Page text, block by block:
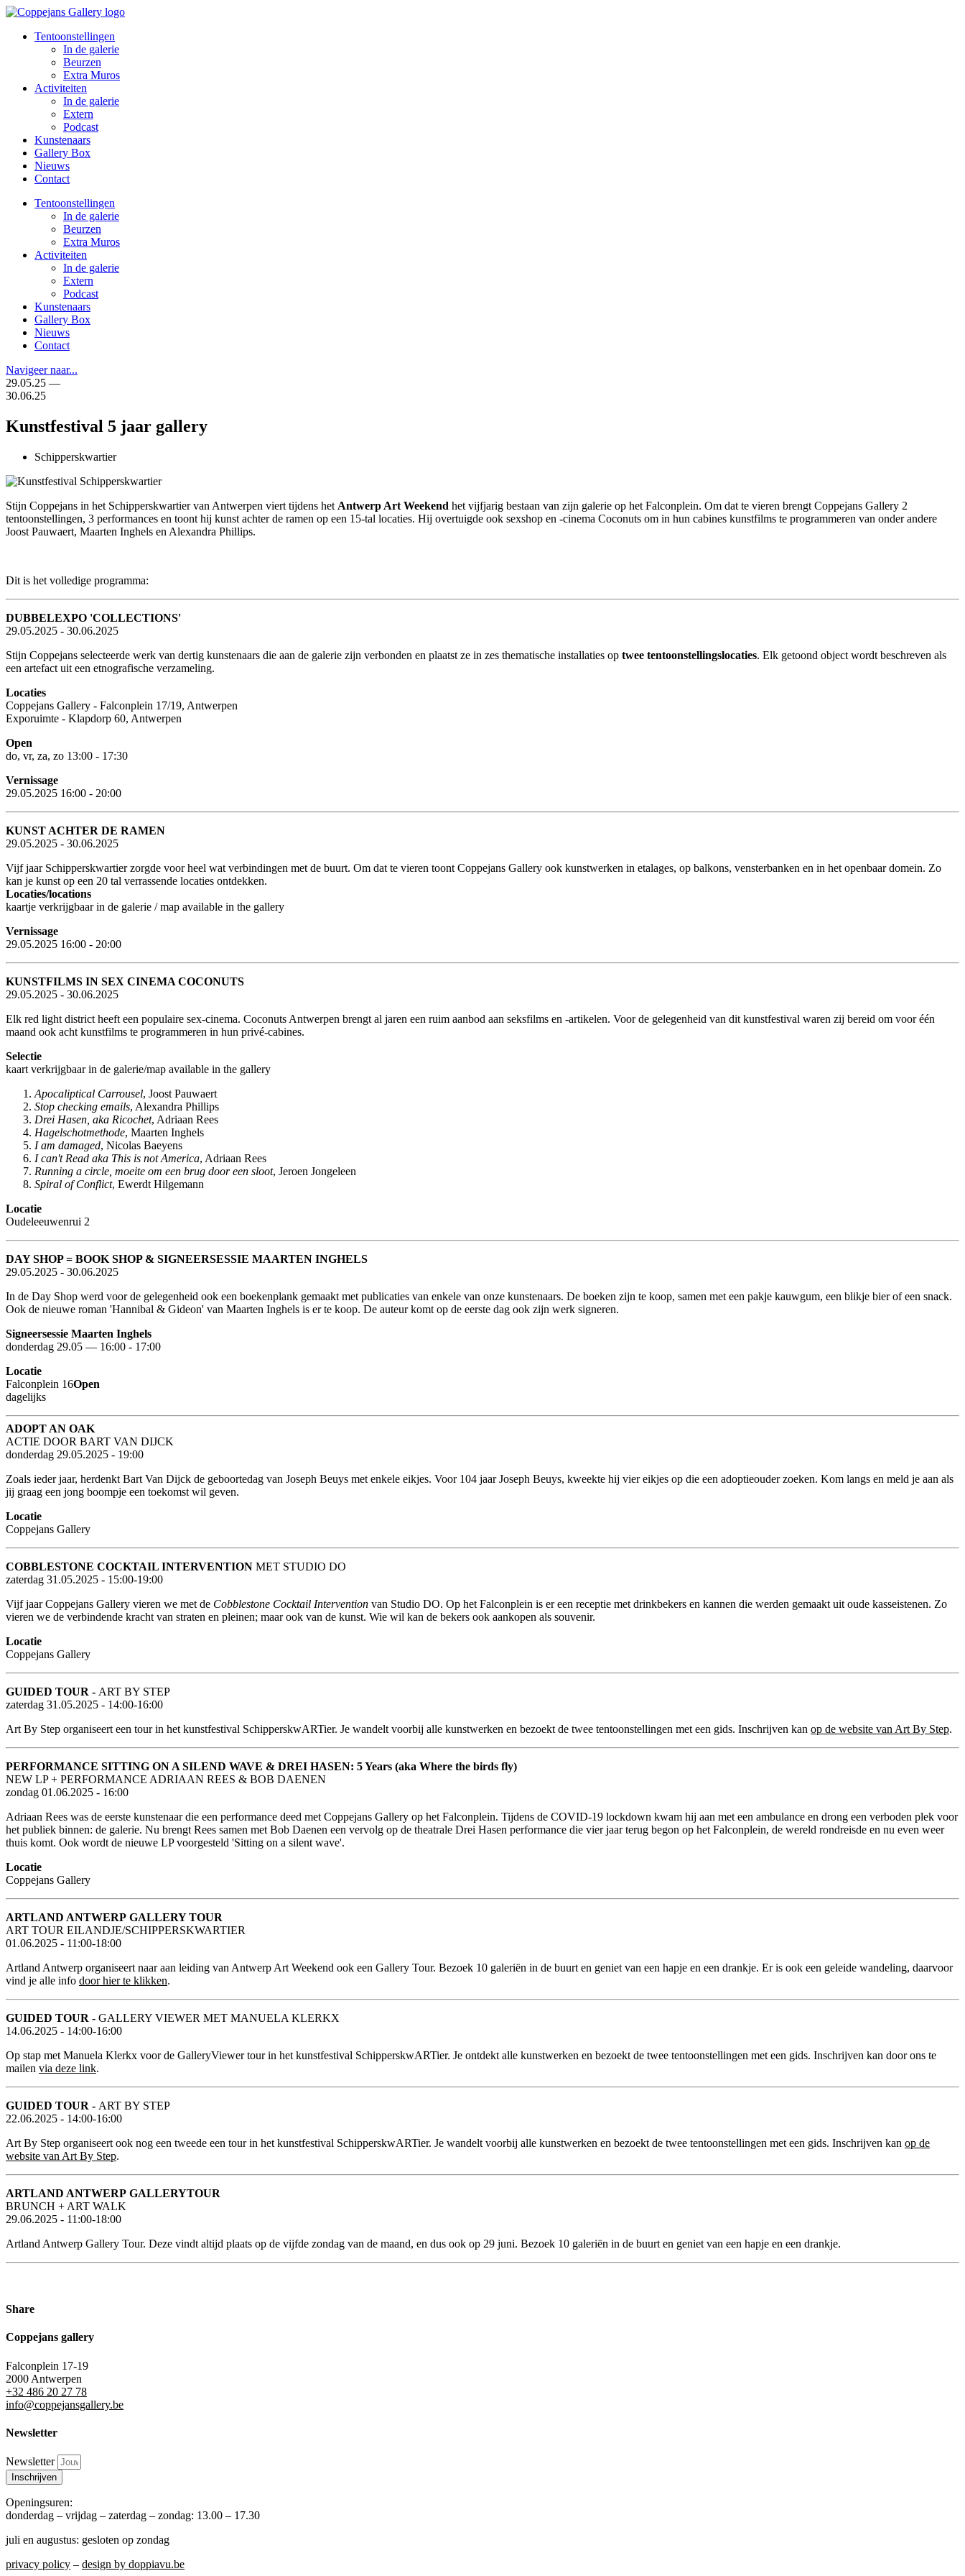
Spring
Tentoonstellingen
In de galerie
Beurzen
Extra Muros
Activiteiten
In de galerie
Extern
Podcast
Kunstenaars
Gallery Box
Nieuws
Contact
Tentoonstellingen
In de galerie
Beurzen
Extra Muros
Activiteiten
In de galerie
Extern
Podcast
Kunstenaars
Gallery Box
Nieuws
Contact
Navigeer naar...
29.05.25 —
30.06.25
Kunstfestival 5 jaar gallery
Schipperskwartier
Stijn Coppejans in het Schipperskwartier van Antwerpen viert tijdens het Antwerp Art Weekend het vijfjarig bestaan van zijn galerie op het Falconplein. Om dat te vieren brengt Coppejans Gallery 2
tentoonstellingen, 3 performances en toont hij kunst achter de ramen op een 15-tal locaties. Hij overtuigde ook sexshop en -cinema Coconuts om in hun cabines kunstfilms te programmeren van onder andere
Joost Pauwaert, Maarten Inghels en Alexandra Phillips.
Dit is het volledige programma:
DUBBELEXPO 'COLLECTIONS'
29.05.2025 - 30.06.2025
Stijn Coppejans selecteerde werk van dertig kunstenaars die aan de galerie zijn verbonden en plaatst ze in zes thematische installaties op twee tentoonstellingslocaties. Elk getoond object wordt beschreven als
een artefact uit een etnografische verzameling.
Locaties
Coppejans Gallery - Falconplein 17/19, Antwerpen
Exporuimte - Klapdorp 60, Antwerpen
Open
do, vr, za, zo 13:00 - 17:30
Vernissage
29.05.2025 16:00 - 20:00
KUNST ACHTER DE RAMEN
29.05.2025 - 30.06.2025
Vijf jaar Schipperskwartier zorgde voor heel wat verbindingen met de buurt. Om dat te vieren toont Coppejans Gallery ook kunstwerken in etalages, op balkons, vensterbanken en in het openbaar domein. Zo
kan je kunst op een 20 tal verrassende locaties ontdekken.
Locaties/locations
kaartje verkrijgbaar in de galerie / map available in the gallery
Vernissage
29.05.2025 16:00 - 20:00
KUNSTFILMS IN SEX CINEMA COCONUTS
29.05.2025 - 30.06.2025
Elk red light district heeft een populaire sex-cinema. Coconuts Antwerpen brengt al jaren een ruim aanbod aan seksfilms en -artikelen. Voor de gelegenheid van dit kunstfestival waren zij bereid om voor één
maand ook acht kunstfilms te programmeren in hun privé-cabines.
Selectie
kaart verkrijgbaar in de galerie/map available in the gallery
Apocaliptical Carrousel, Joost Pauwaert
Stop checking emails, Alexandra Phillips
Drei Hasen, aka Ricochet, Adriaan Rees
Hagelschotmethode, Maarten Inghels
I am damaged, Nicolas Baeyens
I can't Read aka This is not America, Adriaan Rees
Running a circle, moeite om een brug door een sloot, Jeroen Jongeleen
Spiral of Conflict, Ewerdt Hilgemann
Locatie
Oudeleeuwenrui 2
DAY SHOP = BOOK SHOP & SIGNEERSESSIE MAARTEN INGHELS
29.05.2025 - 30.06.2025
In de Day Shop werd voor de gelegenheid ook een boekenplank gemaakt met publicaties van enkele van onze kunstenaars. De boeken zijn te koop, samen met een pakje kauwgum, een blikje bier of een snack.
Ook de nieuwe roman 'Hannibal & Gideon' van Maarten Inghels is er te koop. De auteur komt op de eerste dag ook zijn werk signeren.
Signeersessie Maarten Inghels
donderdag 29.05 — 16:00 - 17:00
Locatie
Falconplein 16Open
dagelijks
ADOPT AN OAK
ACTIE DOOR BART VAN DIJCK
donderdag 29.05.2025 - 19:00
Zoals ieder jaar, herdenkt Bart Van Dijck de geboortedag van Joseph Beuys met enkele eikjes. Voor 104 jaar Joseph Beuys, kweekte hij vier eikjes op die een adoptieouder zoeken. Kom langs en meld je aan als
jij graag een jong boompje een toekomst wil geven.
Locatie
Coppejans Gallery
COBBLESTONE COCKTAIL INTERVENTION MET STUDIO DO
zaterdag 31.05.2025 - 15:00-19:00
Vijf jaar Coppejans Gallery vieren we met de Cobblestone Cocktail Intervention van Studio DO. Op het Falconplein is er een receptie met drinkbekers en kannen die werden gemaakt uit oude kasseistenen. Zo
vieren we de verbindende kracht van straten en pleinen; maar ook van de kunst. Wie wil kan de bekers ook aankopen als souvenir.
Locatie
Coppejans Gallery
GUIDED TOUR - ART BY STEP
zaterdag 31.05.2025 - 14:00-16:00
Art By Step organiseert een tour in het kunstfestival SchipperskwARTier. Je wandelt voorbij alle kunstwerken en bezoekt de twee tentoonstellingen met een gids. Inschrijven kan op de website van Art By Step.
PERFORMANCE SITTING ON A SILEND WAVE & DREI HASEN: 5 Years (aka Where the birds fly)
NEW LP + PERFORMANCE ADRIAAN REES & BOB DAENEN
zondag 01.06.2025 - 16:00
Adriaan Rees was de eerste kunstenaar die een performance deed met Coppejans Gallery op het Falconplein. Tijdens de COVID-19 lockdown kwam hij aan met een ambulance en drong een verboden plek voor
het publiek binnen: de galerie. Nu brengt Rees samen met Bob Daenen een vervolg op de theatrale Drei Hasen performance die vier jaar terug begon op het Falconplein, de wereld rondreisde en nu even weer
thuis komt. Ook wordt de nieuwe LP voorgesteld 'Sitting on a silent wave'.
Locatie
Coppejans Gallery
ARTLAND ANTWERP GALLERY TOUR
ART TOUR EILANDJE/SCHIPPERSKWARTIER
01.06.2025 - 11:00-18:00
Artland Antwerp organiseert naar aan leiding van Antwerp Art Weekend ook een Gallery Tour. Bezoek 10 galeriën in de buurt en geniet van een hapje en een drankje. Er is ook een geleide wandeling, daarvoor
vind je alle info door hier te klikken.
GUIDED TOUR - GALLERY VIEWER MET MANUELA KLERKX
14.06.2025 - 14:00-16:00
Op stap met Manuela Klerkx voor de GalleryViewer tour in het kunstfestival SchipperskwARTier. Je ontdekt alle kunstwerken en bezoekt de twee tentoonstellingen met een gids. Inschrijven kan door ons te
mailen via deze link.
GUIDED TOUR - ART BY STEP
22.06.2025 - 14:00-16:00
Art By Step organiseert ook nog een tweede een tour in het kunstfestival SchipperskwARTier. Je wandelt voorbij alle kunstwerken en bezoekt de twee tentoonstellingen met een gids. Inschrijven kan op de
website van Art By Step.
ARTLAND ANTWERP GALLERYTOUR
BRUNCH + ART WALK
29.06.2025 - 11:00-18:00
Artland Antwerp Gallery Tour. Deze vindt altijd plaats op de vijfde zondag van de maand, en dus ook op 29 juni. Bezoek 10 galeriën in de buurt en geniet van een hapje en een drankje.
Share
Coppejans gallery
Falconplein 17-19
2000 Antwerpen
+32 486 20 27 78
info@coppejansgallery.be
Newsletter
Newsletter
Inschrijven
Openingsuren:
donderdag – vrijdag – zaterdag – zondag: 13.00 – 17.30
juli en augustus: gesloten op zondag
privacy policy – design by doppiavu.be